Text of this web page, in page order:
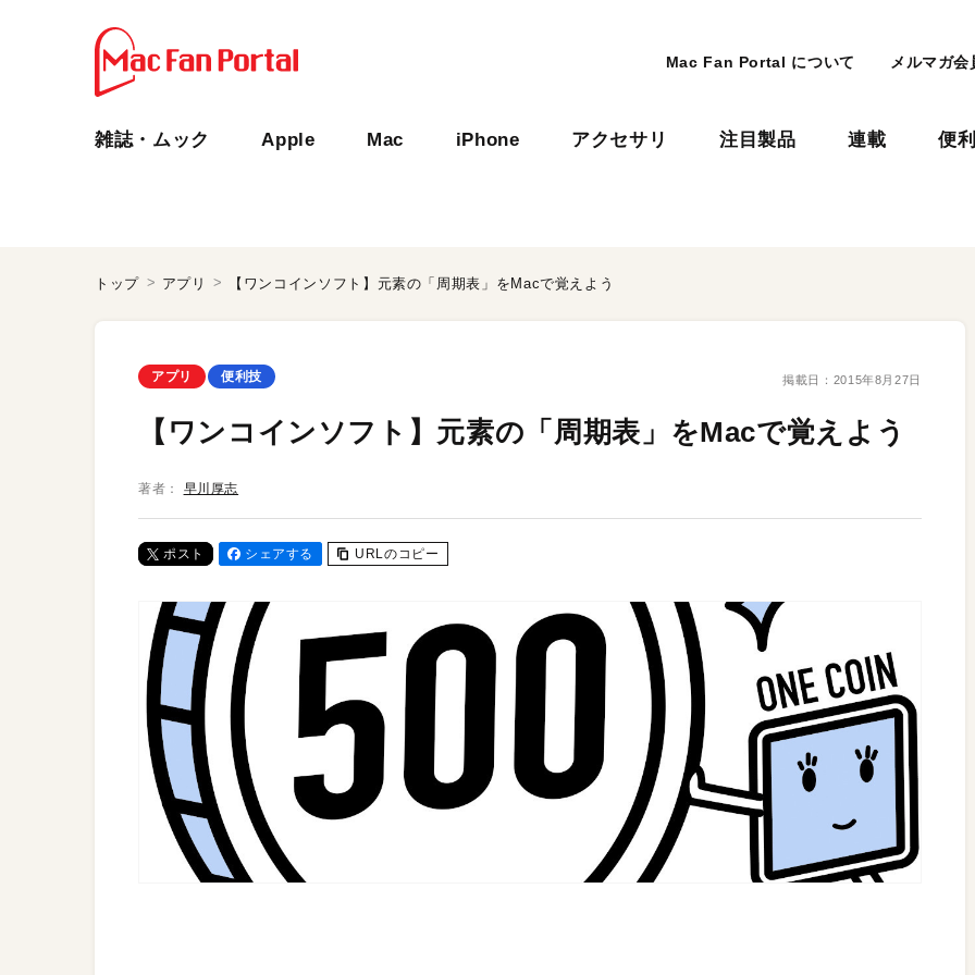
Mac Fan Portal について メルマガ会
雑誌・ムック Apple Mac iPhone アクセサリ 注目製品 連載 便
トップ アプリ 【ワンコインソフト】元素の「周期表」をMacで覚えよう
アプリ 便利技 掲載日： 2015年8月27日
【ワンコインソフト】元素の「周期表」をMacで覚えよう
著者： 早川厚志
ポスト シェアする URLのコピー